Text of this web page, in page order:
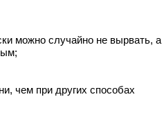
можно случайно не вырвать, а
чем при других способах